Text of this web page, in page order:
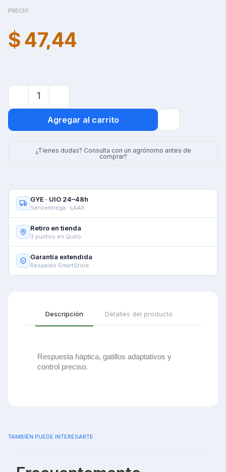
PRECIO
$ 47,44
Agregar al carrito
¿Tienes dudas? Consulta con un agrónomo antes de
comprar?
GYE · UIO 24–48h
Servientrega · LAAR
Retiro en tienda
3 puntos en Quito
Garantía extendida
Respaldo SmartStore
Descripción Detalles del producto
Respuesta háptica, gatillos adaptativos y
control preciso.
TAMBIÉN PUEDE INTERESARTE